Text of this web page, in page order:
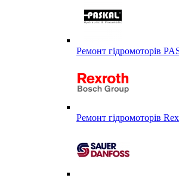
Ремонт гідромоторів
Ремонт гідромоторів